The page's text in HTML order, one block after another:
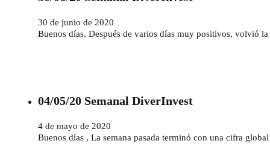
30 de junio de 2020
Buenos días, Después de varios días muy positivos, volvió
04/05/20 Semanal DiverInvest
4 de mayo de 2020
Buenos días , La semana pasada terminó con una cifra